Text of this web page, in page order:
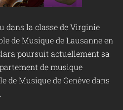
dans la classe de Virginie
de Musique de Lausanne en
poursuit actuellement sa
de musique
de Musique de Genève dans